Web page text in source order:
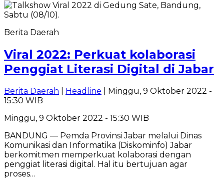
Berita Daerah
Viral 2022: Perkuat kolaborasi
Penggiat Literasi Digital di Jabar
Berita Daerah Headline | Minggu, 9 Oktober 2022 -
15:30 WIB
Minggu, 9 Oktober 2022 - 15:30 WIB
BANDUNG — Pemda Provinsi Jabar melalui Dinas
Komunikasi dan Informatika (Diskominfo) Jabar
berkomitmen memperkuat kolaborasi dengan
penggiat literasi digital. Hal itu bertujuan agar
proses…